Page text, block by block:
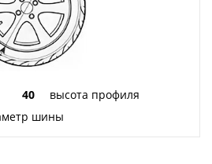
40
высота профиля
шины